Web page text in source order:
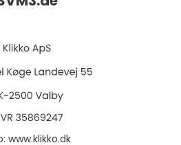
www.klikko.dk